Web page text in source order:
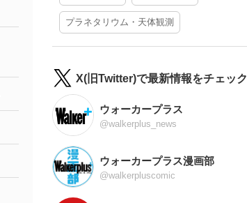
プラネタリウム・天体観測
X(旧Twitter)で最新情報をチェック
ウォーカープラス
@walkerplus_news
ウォーカープラス漫画部
@walkerpluscomic